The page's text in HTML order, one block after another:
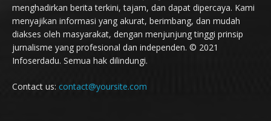
menghadirkan berita terkini, tajam, dan dapat dipercaya. Kami
menyajikan informasi yang akurat, berimbang, dan mudah
diakses oleh masyarakat, dengan menjunjung tinggi prinsip
jurnalisme yang profesional dan independen. © 2021
Infoserdadu. Semua hak dilindungi.
Contact us: contact@yoursite.com